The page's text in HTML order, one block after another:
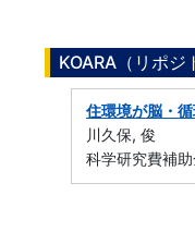
KOARA（リポ
住環境が脳・
川久保, 俊
科学研究費補